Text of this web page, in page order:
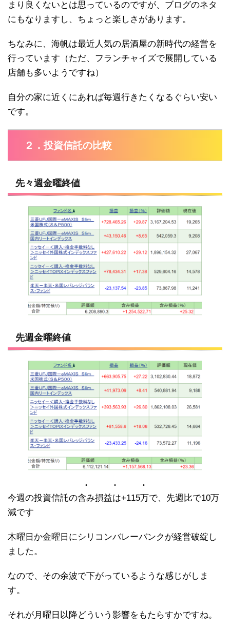
まり良くないとは思っているのですが、ブログのネタ
にもなりますし、ちょっと楽しさがあります。
ちなみに、海帆は最近人気の居酒屋の新時代の経営を
行っています（ただ、フランチャイズで展開している
店舗も多いようですね）
自分の家に近くにあれば毎週行きたくなるぐらい安い
です。
２．投資信託の比較
先々週金曜終値
先週金曜終値
今週の投資信託の含み損益は+115万で、先週比で10万
減です
木曜日か金曜日にシリコンバレーバンクが経営破綻し
ました。
なので、その余波で下がっているような感じがしま
す。
それが月曜日以降どういう影響をもたらすかですね。